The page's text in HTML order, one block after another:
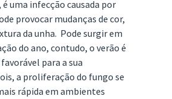
uma infecção causada por
provocar mudanças de cor,
da unha. Pode surgir em
do ano, contudo, o verão é
para a sua
a proliferação do fungo se
rápida em ambientes